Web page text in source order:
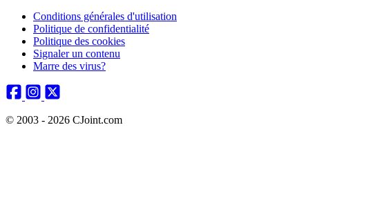
Conditions générales d'utilisation
Politique de confidentialité
Politique des cookies
Signaler un contenu
Marre des virus?
© 2003 - 2026 CJoint.com